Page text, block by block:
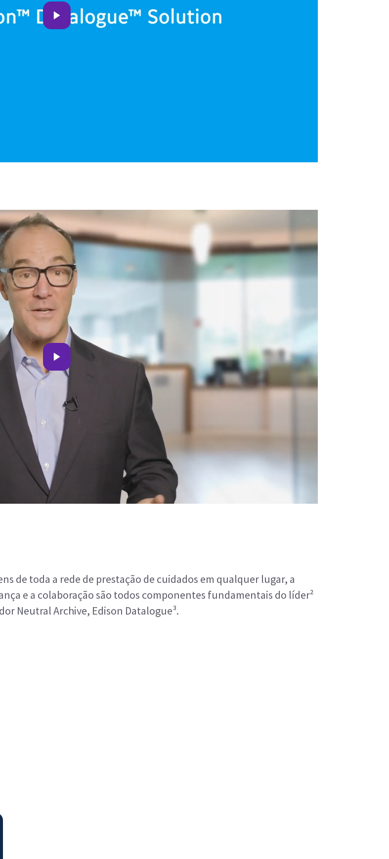
de toda a rede de prestação de cuidados em qualquer lugar, a
e a colaboração são todos componentes fundamentais do líder²
Neutral Archive, Edison Datalogue³.